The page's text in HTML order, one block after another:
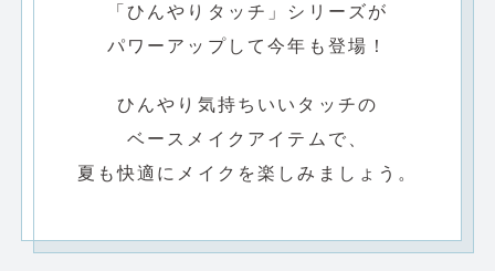
「ひんやりタッチ」シリーズが
パワーアップして今年も登場！
ひんやり気持ちいいタッチの
ベースメイクアイテムで、
夏も快適にメイクを楽しみましょう。